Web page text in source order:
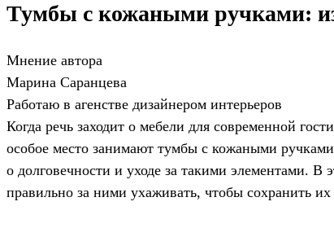
Тумбы с кожаными ручками:
Мнение автора
Марина Саранцева
Работаю в агенстве дизайнером интерьеров
Когда речь заходит о мебели для современной
особое место занимают тумбы с кожаными
о долговечности и уходе за такими элементами.
правильно за ними ухаживать, чтобы сохранить их